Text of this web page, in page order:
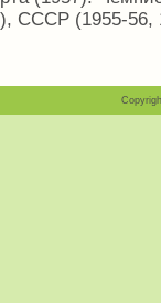
СССР (1955-56,